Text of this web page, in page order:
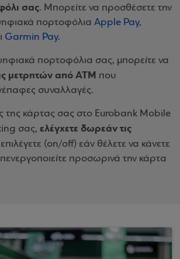
σας. Μπορείτε να προσθέσετε την
πορτοφόλια Apple Pay,
Garmin Pay.
πορτοφόλια σας, μπορείτε να
μετρητών από ΑΤΜ που
συναλλαγές.
της κάρτας σας στο Eurobank Mobile
σας, ελέγχετε δωρεάν τις
(οn/off) εάν θέλετε να κάνετε
προσωρινά την κάρτα